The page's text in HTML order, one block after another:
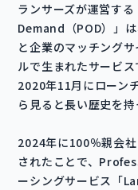
ランサーズが運営す
Demand（POD）」
と企業のマッチング
ルで生まれたサービス
2020年11月にローン
ら見ると長い歴史を持
2024年に100％親会
されたことで、
ーシングサービス「